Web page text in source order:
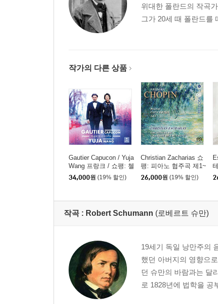
위대한 폴란드의 작곡
그가 20세 때 폴란드를
작가의 다른 상품
Gautier Capucon / Yuja
Wang 프랑크 / 쇼팽: 첼
로 소나타 (Franck / Ch
opin: Cello Sonatas) [U
34,000원 (19% 할인)
Christian Zacharias 쇼
팽: 피아노 협주곡 제1~
2번 (Chopin: Complete
Piano Concertos) [SAC
26,000원 (19% 할인)
작곡 : Robert Schumann (로베르트 슈만)
19세기 독일 낭만주의
했던 아버지의 영향으
던 슈만의 바람과는 달
로 1828년에 법학을 공